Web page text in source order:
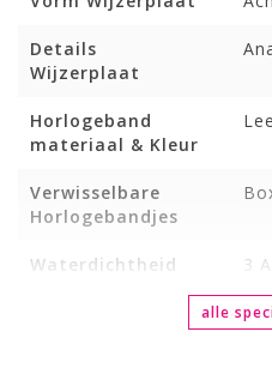
Details
Wijzerplaat
Horlogeband
materiaal & Kleur
Verwisselbare
Horlogebandjes
Waterdichtheid 3
alle